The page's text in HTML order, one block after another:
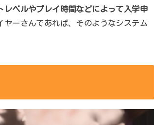
レベルやプレイ時間などによって入学申
ヤーさんであれば、そのようなシステム